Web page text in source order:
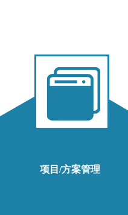
项目/方案管理